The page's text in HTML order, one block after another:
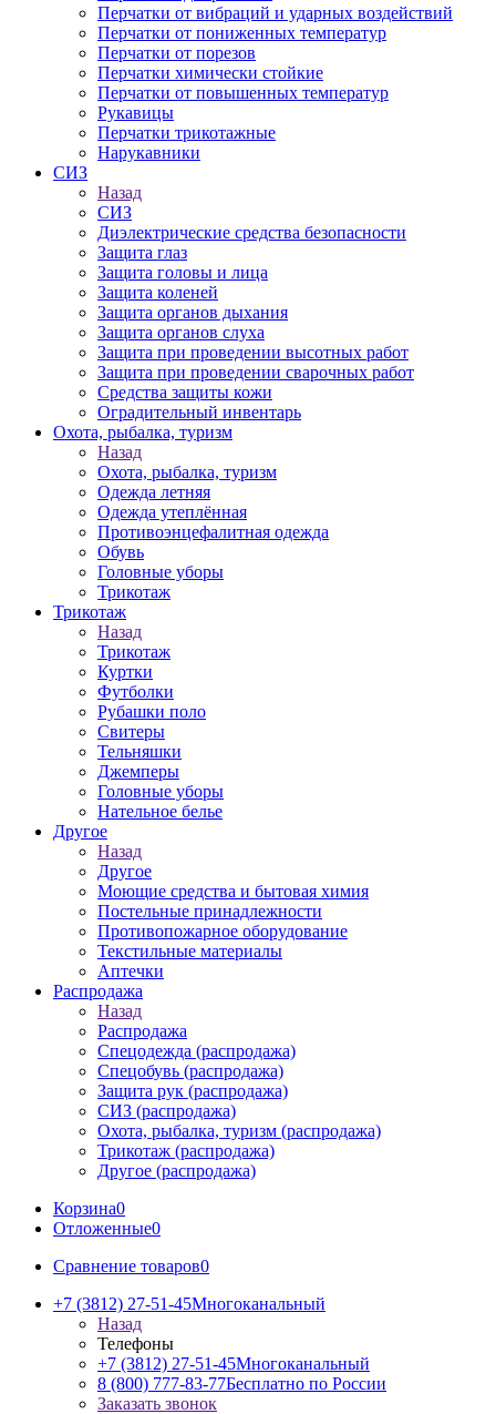
Перчатки от вибраций и ударных воздействий
Перчатки от пониженных температур
Перчатки от порезов
Перчатки химически стойкие
Перчатки от повышенных температур
Рукавицы
Перчатки трикотажные
Нарукавники
СИЗ
Назад
СИЗ
Диэлектрические средства безопасности
Защита глаз
Защита головы и лица
Защита коленей
Защита органов дыхания
Защита органов слуха
Защита при проведении высотных работ
Защита при проведении сварочных работ
Средства защиты кожи
Оградительный инвентарь
Охота, рыбалка, туризм
Назад
Охота, рыбалка, туризм
Одежда летняя
Одежда утеплённая
Противоэнцефалитная одежда
Обувь
Головные уборы
Трикотаж
Трикотаж
Назад
Трикотаж
Куртки
Футболки
Рубашки поло
Свитеры
Тельняшки
Джемперы
Головные уборы
Нательное белье
Другое
Назад
Другое
Моющие средства и бытовая химия
Постельные принадлежности
Противопожарное оборудование
Текстильные материалы
Аптечки
Распродажа
Назад
Распродажа
Спецодежда (распродажа)
Спецобувь (распродажа)
Защита рук (распродажа)
СИЗ (распродажа)
Охота, рыбалка, туризм (распродажа)
Трикотаж (распродажа)
Другое (распродажа)
Корзина0
Отложенные0
Сравнение товаров0
+7 (3812) 27-51-45Многоканальный
Назад
Телефоны
+7 (3812) 27-51-45Многоканальный
8 (800) 777-83-77Бесплатно по России
Заказать звонок